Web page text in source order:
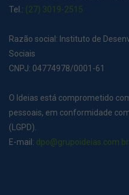
Tel.: (27) 3019-2515
Razão social: Instituto de
Sociais
CNPJ: 04774978/0001-61
O Ideias está comprometido
pessoais, em conformidade
(LGPD).
E-mail: dpo@grupoideias.com.br